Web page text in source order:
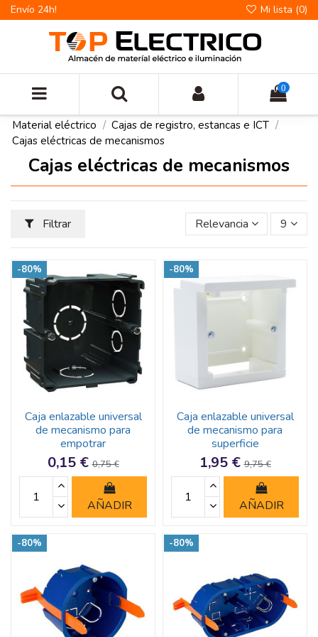
Envío 24h! Mi lista (0)
0
Material eléctrico
Cajas de registro, estancas e ICT
Cajas eléctricas de mecanismos
Cajas eléctricas de mecanismos
Filtrar Relevancia 9
-80%
Caja enlazable universal
de mecanismo para
empotrar
0,15 €0,75 €
AÑADIR
-80%
Caja enlazable universal
de mecanismo para
superficie
1,95 €9,75 €
AÑADIR
-80% -80%